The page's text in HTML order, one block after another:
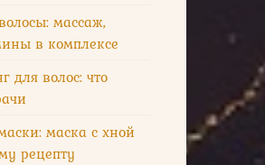
массаж,
в комплексе
для волос: что
маска с хной
рецепту